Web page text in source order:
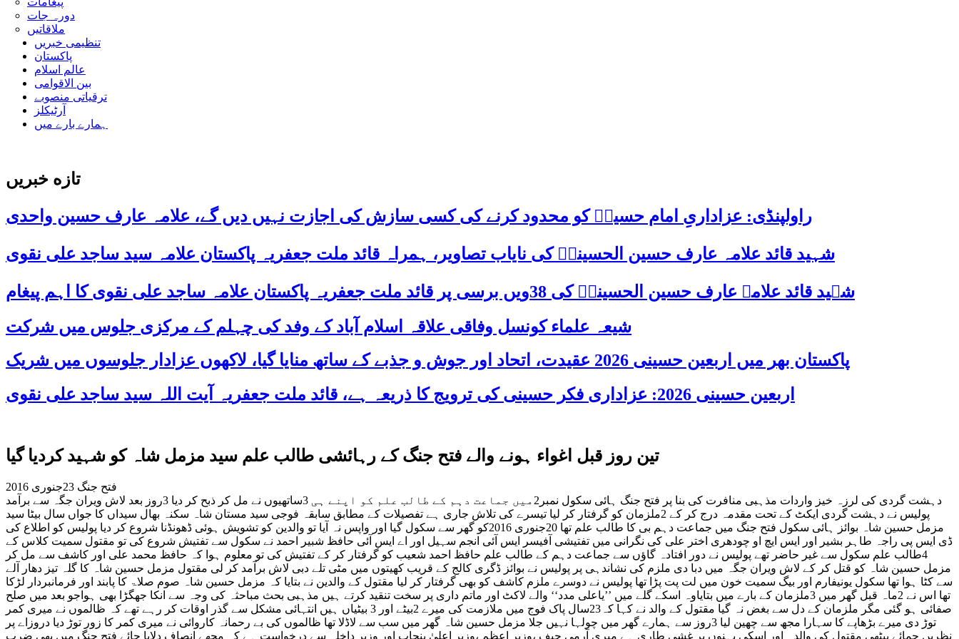
دورہ جات
ملاقاتیں
تنظیمی خبریں
پاکستان
عالم اسلام
بین الاقوامی
ترقیاتی منصوبے
آرٹیکلز
ہمارے بارے میں
تازه خبریں
راولپنڈی: عزاداریِ امام حسینؑ کو محدود کرنے کی کسی سازش کی اجازت نہیں دیں گے، علامہ عارف حسین واحدی
شہید قائد علامہ عارف حسین الحسینیؒ کی نایاب تصاویر، ہمراہ قائد ملت جعفریہ پاکستان علامہ سید ساجد علی نقوی
شہید قائد علامہ عارف حسین الحسینیؒ کی 38ویں برسی پر قائد ملت جعفریہ پاکستان علامہ ساجد علی نقوی کا اہم پیغام
شیعہ علماء کونسل وفاقی علاقہ اسلام آباد کے وفد کی چہلم کے مرکزی جلوس میں شرکت
پاکستان بھر میں اربعین حسینی 2026 عقیدت، اتحاد اور جوش و جذبے کے ساتھ منایا گیا، لاکھوں عزادار جلوسوں میں شریک
اربعین حسینی 2026: عزاداری فکر حسینی کی ترویج کا ذریعہ ہے، قائد ملت جعفریہ آیت اللہ سید ساجد علی نقوی
تین روز قبل اغواء ہونے والے فتح جنگ کے رہائشی طالب علم سید مزمل شاہ کو شہید کردیا گیا
فتح جنگ 23جنوری 2016
دہشت گردی کی لرزہ خیز واردات مذہبی منافرت کی بنا پر فتح جنگ ہائی سکول نمبر2میں جماعت دہم کے طالب علم کو اپنے ہی 3ساتھیوں نے مل کر ذبح کر دیا 3روز بعد لاش ویران جگہ سے برآمد
پولیس نے دہشت گردی ایکٹ کے تحت مقدمہ درج کر کے 2ملزمان کو گرفتار کر لیا تیسرے کی تلاش جاری ہے تفصیلات کے مطابق سابقہ فوجی سید مستان شاہ سکنہ بھال سیداں کا جواں سال بیٹا سید
مزمل حسین شاہ بوائز ہائی سکول فتح جنگ میں جماعت دہم بی کا طالب علم تھا 20جنوری 2016کو گھر سے سکول گیا اور واپس نہ آیا تو والدین کو تشویش ہوئی ڈھونڈنا شروع کر دیا پولیس کو اطلاع کی
ڈی ایس پی راجہ طاہر بشیر اور ایس ایچ او چودھری اختر علی کی نگرانی میں تفتیشی آفیسر ایس آئی انجم سہیل اور اے ایس آئی حافظ شبیر احمد نے سکول سے تفتیش شروع کی تو مقتول سمیت کلاس کے
4طالب علم سکول سے غیر حاضر تھے پولیس نے دور افتادہ گاؤں سے جماعت دہم کے طالب علم حافظ احمد شعیب کو گرفتار کر کے تفتیش کی تو معلوم ہوا کہ حافظ محمد علی اور کاشف سے مل کر
مزمل حسین شاہ کو قتل کر کے لاش ویران جگہ میں دبا دی ملزم کی نشاندہی پر پولیس نے بوائز ڈگری کالج کے قریب کھیتوں میں مٹی تلے دبی لاش برآمد کر لی مقتول مزمل حسین شاہ کا گلہ تیز دھار آلے
سے کٹا ہوا تھا سکول یونیفارم اور بیگ سمیت خون میں لت پت پڑا تھا پولیس نے دوسرے ملزم کاشف کو بھی گرفتار کر لیا مقتول کے والدین نے بتایا کہ مزمل حسین شاہ صوم صلاۃ کا پابند اور فرمانبردار لڑکا
تھا اس نے 2ماہ قبل گھر میں 3ملزمان کے بارے میں بتایاوہ اسکے گلے میں ’’یاعلی مدد‘‘ والے لاکٹ اور ماتم داری پر سخت تنقید کرتے ہیں مذہبی بحث مباحثہ کی وجہ سے انکا جھگڑا بھی ہواجو بعد میں صلح
صفائی ہو گئی مگر ملزمان کے دل سے بغض نہ گیا مقتول کے والد نے کہا کہ23سال پاک فوج میں ملازمت کی میرے 2بیٹے اور 3 بیٹیاں ہیں انتہائی مشکل سے گذر اوقات کر رہے تھے کہ ظالموں نے میری کمر
توڑ دی میرے بڑھاپے کا سہارا مجھ سے چھین لیا 3روز سے ہمارے گھر میں چولہا نہیں جلا مزمل حسین شاہ گھر میں سب سے لاڈلا تھا ظالموں کی بے رحمانہ کاروائی نے میری کمر کا زور توڑ دیا دروزاے پر
نظریں جمائے بیٹھی مقتول کی والدہ اور اسکی بہنوں پر غشی طاری ہے میری آرمی چیف ،وزیر اعظم ،وزیر اعلیٰ پنجاب اور وزیر داخلہ سے درخواست ہے کہ مجھے انصاف دلایا جائے فتح جنگ میں بھی ضرب